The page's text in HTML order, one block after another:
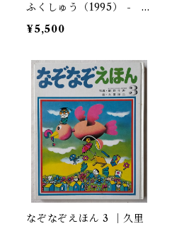
ふくしゅう（1995） - 木
暮正夫
¥5,500
なぞなぞえほん 3 ｜久里